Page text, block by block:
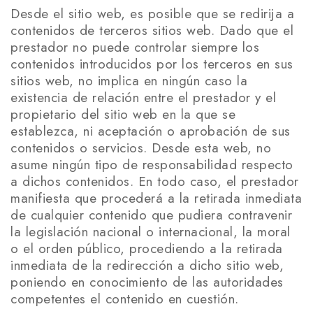
Desde el sitio web, es posible que se redirija a
contenidos de terceros sitios web. Dado que el
prestador no puede controlar siempre los
contenidos introducidos por los terceros en sus
sitios web, no implica en ningún caso la
existencia de relación entre el prestador y el
propietario del sitio web en la que se
establezca, ni aceptación o aprobación de sus
contenidos o servicios. Desde esta web, no
asume ningún tipo de responsabilidad respecto
a dichos contenidos. En todo caso, el prestador
manifiesta que procederá a la retirada inmediata
de cualquier contenido que pudiera contravenir
la legislación nacional o internacional, la moral
o el orden público, procediendo a la retirada
inmediata de la redirección a dicho sitio web,
poniendo en conocimiento de las autoridades
competentes el contenido en cuestión.